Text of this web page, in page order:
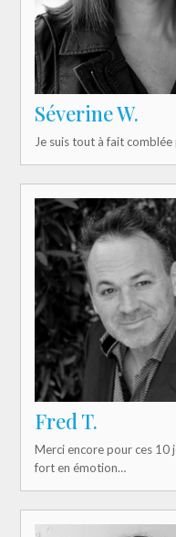
Séverine W.
Je suis tout à fait
Fred T.
Merci encore pour ces 10
fort en émotion…